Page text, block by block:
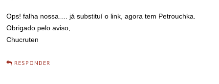
Ops! falha nossa…. já substituí o link, agora tem Petrouchka.
Obrigado pelo aviso,
Chucruten
RESPONDER